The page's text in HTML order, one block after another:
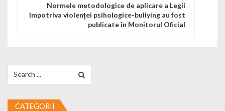
Normele metodologice de aplicare a Legii
împotriva violenței psihologice-bullying au fost
publicate în Monitorul Oficial
CATEGORII